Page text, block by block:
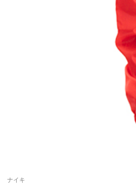
ナイキ